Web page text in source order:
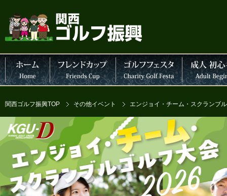
関西ゴルフ振興TOP その他イベント エンジョイ・チーム・スクランブ